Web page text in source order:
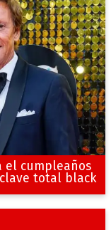
el cumpleaños
total black